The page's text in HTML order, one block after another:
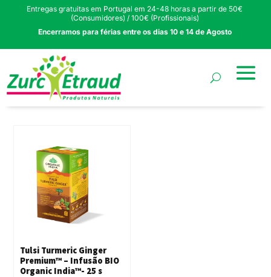
Entregas gratuitas em Portugal em 24-48 horas a partir de 50€
(Consumidores) / 100€ (Profissionais)
Encerramos para férias entre os dias 10 e 14 de Agosto
Tulsi Turmeric Ginger
Premium™ – Infusão BIO
Organic India™- 25 s